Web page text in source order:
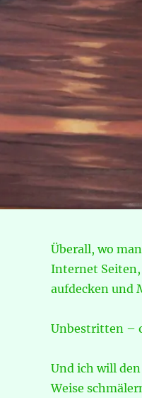
Überall, wo
Internet Seiten,
aufdecken und
Unbestritten –
Und ich will
Weise